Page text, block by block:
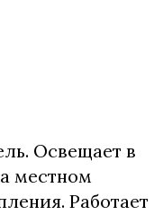
Освещает в
местном
Работает